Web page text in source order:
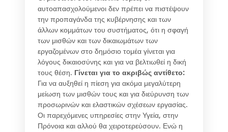
αυτοαπασχολούμενοι δεν πρέπει να πιστέψουν
την προπαγάνδα της κυβέρνησης και των
άλλων κομμάτων του συστήματος, ότι η σφαγή
των μισθών και των δικαιωμάτων των
εργαζομένων στο δημόσιο τομέα γίνεται για
λόγους δικαιοσύνης και για να βελτιωθεί η δική
τους θέση. Γίνεται για το ακριβώς αντίθετο:
Για να αυξηθεί η πίεση για ακόμα μεγαλύτερη
μείωση των μισθών τους και για διεύρυνση των
προσωρινών και ελαστικών σχέσεων εργασίας.
Οι παρεχόμενες υπηρεσίες στην Υγεία, στην
Πρόνοια και αλλού θα χειροτερεύσουν. Ενώ η